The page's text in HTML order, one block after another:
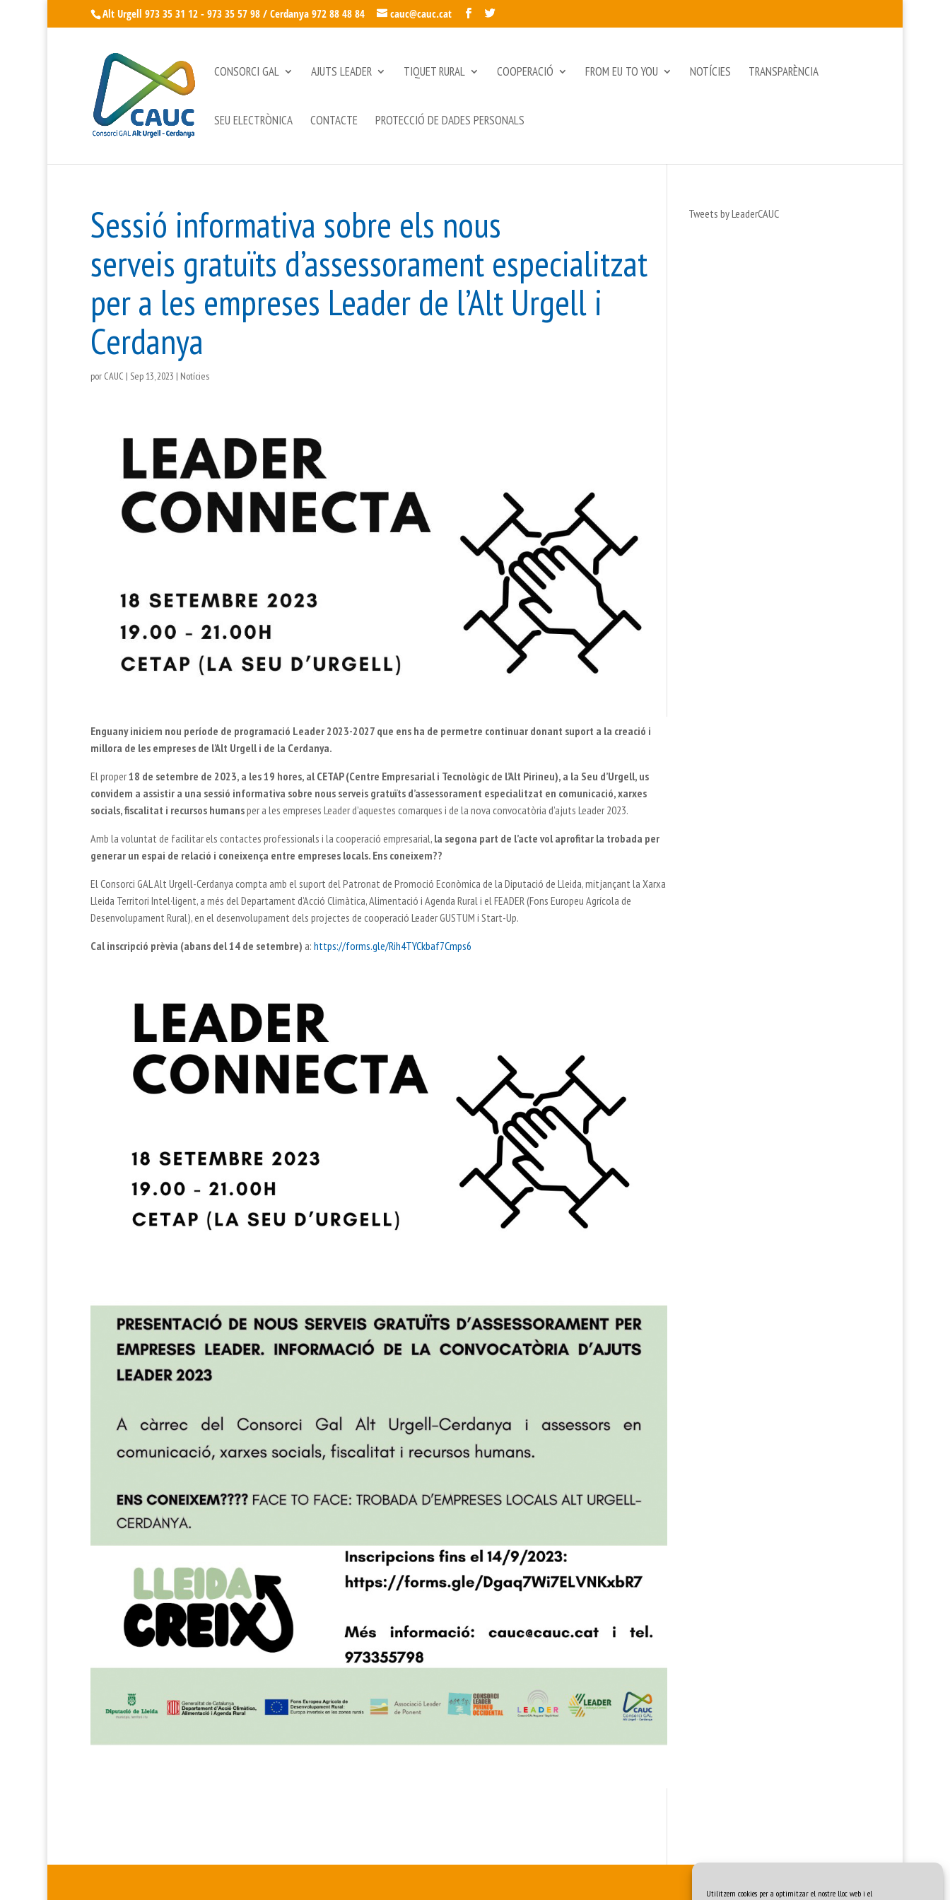
Utilitzem cookies per a optimitzar el nostre lloc web i el
Alt Urgell 973 35 31 12 - 973 35 57 98 / Cerdanya 972 88 48 84 cauc@cauc.cat
CONSORCI GAL AJUTS LEADER TIQUET RURAL COOPERACIÓ FROM EU TO YOU NOTÍCIES TRANSPARÈNCIA
SEU ELECTRÒNICA CONTACTE PROTECCIÓ DE DADES PERSONALS
Sessió informativa sobre els nous
serveis gratuïts d’assessorament especialitzat
per a les empreses Leader de l’Alt Urgell i
Cerdanya
por CAUC | Sep 13, 2023 | Notícies
Enguany iniciem nou període de programació Leader 2023-2027 que ens ha de permetre continuar donant suport a la creació i
millora de les empreses de l’Alt Urgell i de la Cerdanya.
El proper18 de setembre de 2023, a les 19 hores, al CETAP (Centre Empresarial i Tecnològic de l’Alt Pirineu), a la Seu d’Urgell, us
convidem a assistir a una sessió informativa sobre nous serveis gratuïts d’assessorament especialitzat en comunicació, xarxes
socials, fiscalitat i recursos humansper a les empreses Leader d’aquestes comarques i de la nova convocatòria d’ajuts Leader 2023.
Amb la voluntat de facilitar els contactes professionals i la cooperació empresarial, la segona part de l’acte vol aprofitar la trobada per
generar un espai de relació i coneixença entre empreses locals. Ens coneixem??
El Consorci GAL Alt Urgell-Cerdanya compta amb el suport del Patronat de Promoció Econòmica de la Diputació de Lleida, mitjançant la Xarxa
Lleida Territori Intel·ligent, a més del Departament d’Acció Climàtica, Alimentació i Agenda Rural i el FEADER (Fons Europeu Agrícola de
Desenvolupament Rural), en el desenvolupament dels projectes de cooperació Leader GUSTUM i Start-Up.
Cal inscripció prèvia (abans del 14 de setembre) a: https://forms.gle/Rih4TYCkbaf7Cmps6
Tweets by LeaderCAUC